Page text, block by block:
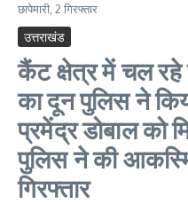
छापेमारी, 2 गिरफ्तार
उत्तराखंड
कैंट क्षेत्र में चल
का दून पुलिस ने
प्रमेंद्र डोबाल को
पुलिस ने की
गिरफ्तार